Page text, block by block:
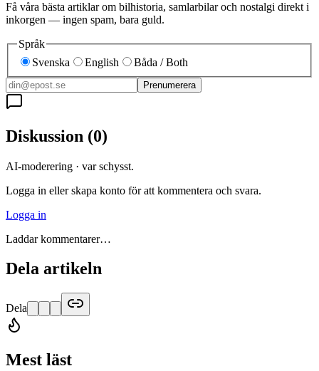
Få våra bästa artiklar om bilhistoria, samlarbilar och nostalgi direkt i
inkorgen — ingen spam, bara guld.
Språk
Svenska
English Båda / Both
Prenumerera
Diskussion (0)
AI-moderering · var schysst.
Logga in eller skapa konto för att kommentera och svara.
Logga in
Laddar kommentarer…
Dela artikeln
Dela
Mest läst